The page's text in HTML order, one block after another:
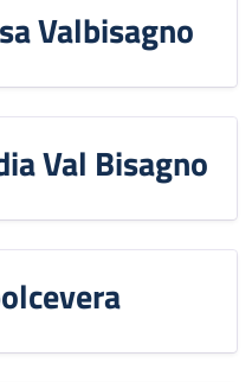
Valbisagno
Val Bisagno